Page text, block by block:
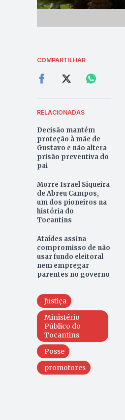
COMPARTILHAR
RELACIONADAS
Decisão mantém
proteção à mãe de
Gustavo e não altera
prisão preventiva do
pai
Morre Israel Siqueira
de Abreu Campos,
um dos pioneiros na
história do
Tocantins
Ataídes assina
compromisso de não
usar fundo eleitoral
nem empregar
parentes no governo
Justiça
Ministério
Público do
Tocantins
Posse
promotores